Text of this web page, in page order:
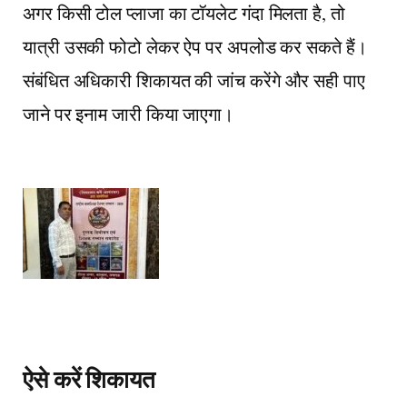
अगर किसी टोल प्लाजा का टॉयलेट गंदा मिलता है, तो
यात्री उसकी फोटो लेकर ऐप पर अपलोड कर सकते हैं।
संबंधित अधिकारी शिकायत की जांच करेंगे और सही पाए
जाने पर इनाम जारी किया जाएगा।
ऐसे करें शिकायत